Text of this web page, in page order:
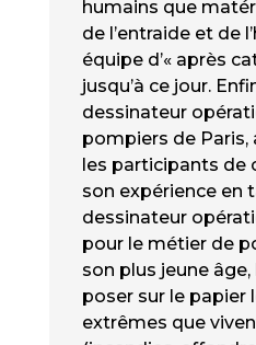
humains que
de l’entraide et de
équipe d’« après
jusqu’à ce jour.
dessinateur
pompiers de Paris,
les participants de
son expérience en
dessinateur
pour le métier de
son plus jeune
poser sur le papier
extrêmes que